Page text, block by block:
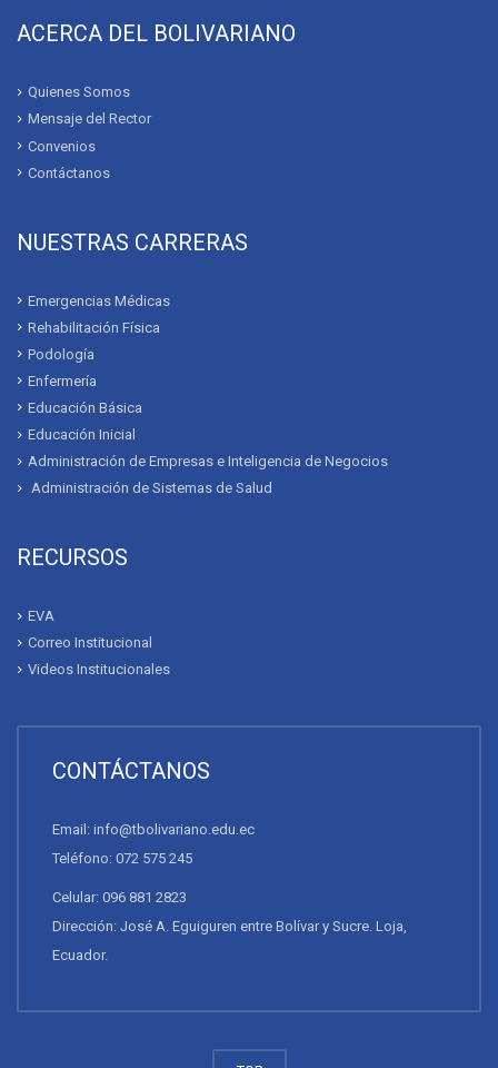
ACERCA DEL BOLIVARIANO
Quienes Somos
Mensaje del Rector
Convenios
Contáctanos
NUESTRAS CARRERAS
Emergencias Médicas
Rehabilitación Física
Podología
Enfermería
Educación Básica
Educación Inicial
Administración de Empresas e Inteligencia de Negocios
Administración de Sistemas de Salud
RECURSOS
EVA
Correo Institucional
Videos Institucionales
CONTÁCTANOS
Email: info@tbolivariano.edu.ec
Teléfono: 072 575 245
Celular: 096 881 2823
Dirección: José A. Eguiguren entre Bolívar y Sucre. Loja,
Ecuador.